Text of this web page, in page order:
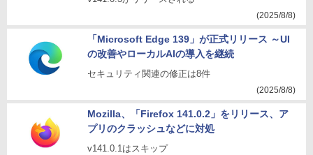
(2025/8/8)
「Microsoft Edge 139」が正式リリース ～UI
の改善やローカルAIの導入を継続
セキュリティ関連の修正は8件
(2025/8/8)
Mozilla、「Firefox 141.0.2」をリリース、ア
プリのクラッシュなどに対処
v141.0.1はスキップ